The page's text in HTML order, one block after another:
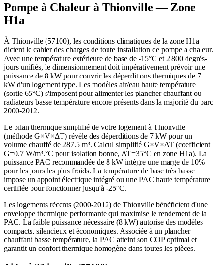
Pompe à Chaleur à Thionville — Zone
H1a
À Thionville (57100), les conditions climatiques de la zone H1a
dictent le cahier des charges de toute installation de pompe à chaleur.
Avec une température extérieure de base de -15°C et 2 800 degrés-
jours unifiés, le dimensionnement doit impérativement prévoir une
puissance de 8 kW pour couvrir les déperditions thermiques de 7
kW d'un logement type. Les modèles air/eau haute température
(sortie 65°C) s'imposent pour alimenter les plancher chauffant ou
radiateurs basse température encore présents dans la majorité du parc
2000-2012.
Le bilan thermique simplifié de votre logement à Thionville
(méthode G×V×ΔT) révèle des déperditions de 7 kW pour un
volume chauffé de 287.5 m³. Calcul simplifié G×V×ΔT (coefficient
G=0.7 W/m³.°C pour isolation bonne, ΔT=35°C en zone H1a). La
puissance PAC recommandée de 8 kW intègre une marge de 10%
pour les jours les plus froids. La température de base très basse
impose un appoint électrique intégré ou une PAC haute température
certifiée pour fonctionner jusqu'à -25°C.
Les logements récents (2000-2012) de Thionville bénéficient d'une
enveloppe thermique performante qui maximise le rendement de la
PAC. La faible puissance nécessaire (8 kW) autorise des modèles
compacts, silencieux et économiques. Associée à un plancher
chauffant basse température, la PAC atteint son COP optimal et
garantit un confort thermique homogène dans toutes les pièces.